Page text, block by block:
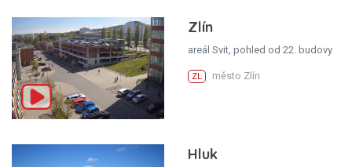
Zlín
areál Svit, pohled od 22. budovy
ZL město Zlín
Hluk